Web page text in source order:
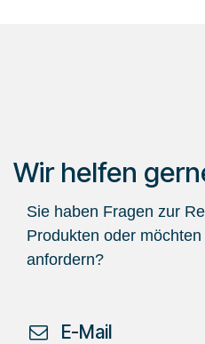
Wir helfen
Sie haben Fragen zur
Produkten oder
anfordern?
​ E-Mail